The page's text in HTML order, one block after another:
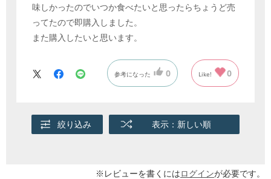
味しかったのでいつか食べたいと思ったらちょうど売
ってたので即購入しました。
また購入したいと思います。
参考になった 0 Like! 0
絞り込み 表示：新しい順
※レビューを書くにはログインが必要です。